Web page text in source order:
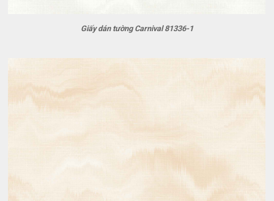
Giấy dán tường Carnival 81336-1